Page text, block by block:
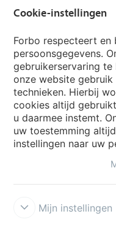
Website
Kies uw land
My Forbo
Cookie-instellingen
Forbo respecteert en
persoonsgegevens.
gebruikerservaring te
onze website
technieken. Hierbij
cookies altijd
u daarmee instemt.
uw toestemming
instellingen naar uw
Mijn instellingen